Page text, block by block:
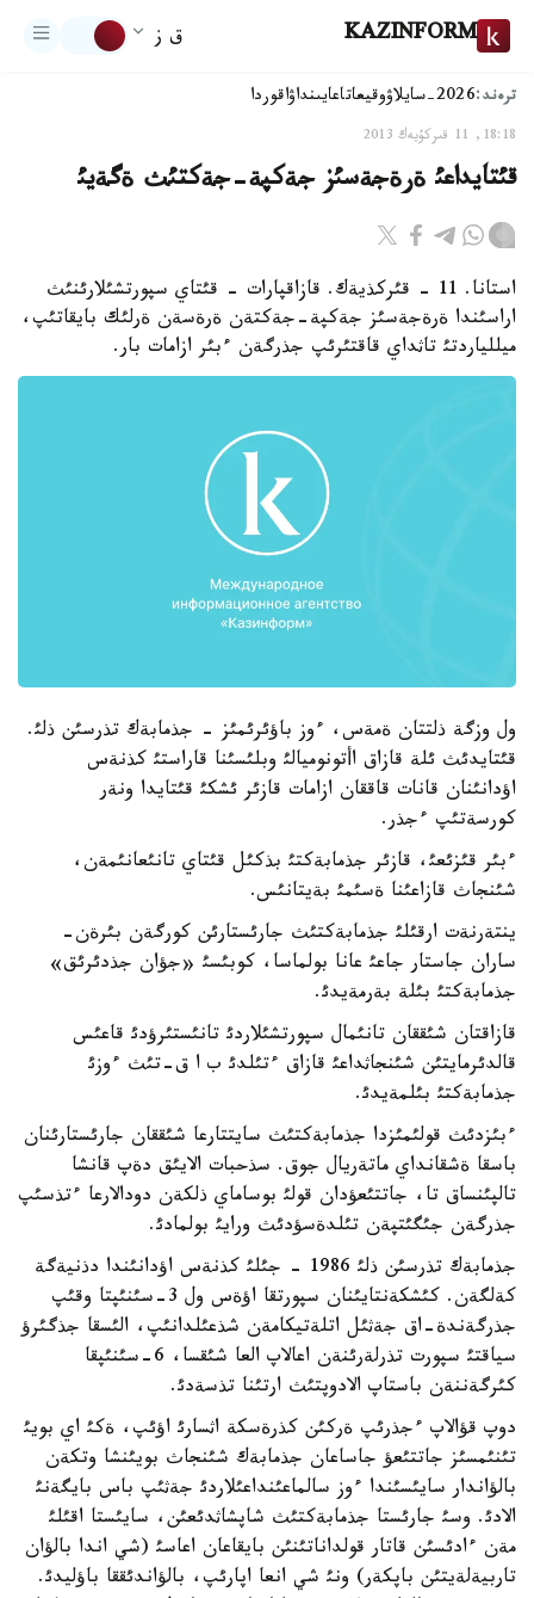
KAZINFORM ق ز
ترەند:2026-سايلاۋ وقيعاتاعايىنداۋاقوردا
18:18, 11 قىركۇيەك 2013
قئتايداعئ ةرةجةسئز جةكپة-جةكتئث ةگةيئ
استانا. 11 - قئركذيةك. قازاقپارات - قئتاي سپورتشئلارئنئث
اراسئندا ةرةجةسئز جةكپة-جةكتةن ةرةسةن ةرلئك بايقاتئپ،
ميللياردتئ تاثداي قاقتئرئپ جذرگةن ءبئر ازامات بار.
ول وزگة ذلتتان ةمةس، ءوز باؤئرئمئز - جذمابةك تذرسئن ذلئ.
قئتايدئث ئلة قازاق اأتونوميالئ وبلئسئنا قاراستئ كذنةس
اؤدانئنان قانات قاققان ازامات قازئر ئشكئ قئتايدا ونةر
كورسةتئپ ءجذر.
ءبئر قئزئعئ، قازئر جذمابةكتئ بذكئل قئتاي تانئعانئمةن،
شئنجاث قازاعئنا ةسئمئ بةيتانئس.
ينتةرنةت ارقئلئ جذمابةكتئث جارئستارئن كورگةن بئرةن-
ساران جاستار جاعئ عانا بولماسا، كوبئسئ «جؤان جذدئرئق»
جذمابةكتئ بئلة بةرمةيدئ.
قازاقتان شئققان تانئمال سپورتشئلاردئ تانئستئرؤدئ قاعئس
قالدئرمايتئن شئنجاثداعئ قازاق ءتئلدئ ب ا ق-تئث ءوزئ
جذمابةكتئ بئلمةيدئ.
ءبئزدئث قولئمئزدا جذمابةكتئث سايتتارعا شئققان جارئستارئنان
باسقا ةشقانداي ماتةريال جوق. سذحبات الايئق دةپ قانشا
تالپئنساق تا، جاتتئعؤدان قولئ بوساماي ذلكةن دودالارعا ءتذسئپ
جذرگةن جئگئتپةن تئلدةسؤدئث ورايئ بولمادئ.
جذمابةك تذرسئن ذلئ 1986 - جئلئ كذنةس اؤدانئندا دذنيةگة
كةلگةن. كئشكةنتايئنان سپورتقا اؤةس ول 3-سئنئپتا وقئپ
جذرگةندة-اق جةثئل اتلةتيكامةن شذعئلدانئپ، الئسقا جذگئرؤ
سياقتئ سپورت تذرلةرئنةن اعالاپ العا شئقسا، 6-سئنئپقا
كئرگةننةن باستاپ الادوپتئث ارتئنا تذسةدئ.
دوپ قؤالاپ ءجذرئپ ةركئن كذرةسكة اثسارئ اؤئپ، ةكئ اي بويئ
تئنئمسئز جاتتئعؤ جاساعان جذمابةك شئنجاث بويئنشا وتكةن
بالؤاندار سايئسئندا ءوز سالماعئنداعئلاردئ جةثئپ باس بايگةنئ
الادئ. وسئ جارئستا جذمابةكتئث شاپشاثدئعئن، سايئستا اقئلئ
مةن ءادئسئن قاتار قولداناتئنئن بايقاعان اعاسئ (شي اندا بالؤان
تاربيةلةيتئن باپكةر) ونئ شي انعا اپارئپ، بالؤاندئققا باؤليدئ.